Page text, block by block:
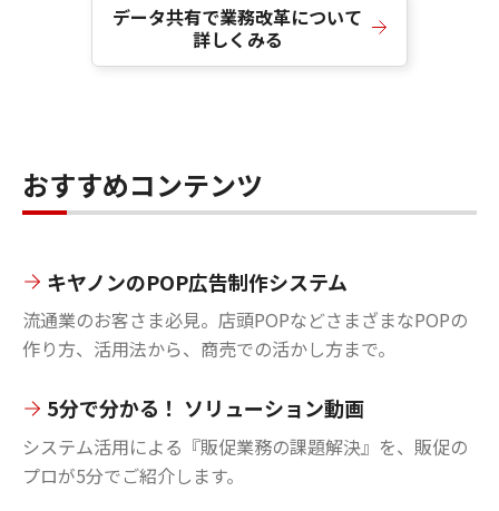
データ共有で業務改革について
詳しくみる
おすすめコンテンツ
キヤノンのPOP広告制作システム
流通業のお客さま必見。店頭POPなどさまざまなPOPの
作り方、活用法から、商売での活かし方まで。
5分で分かる！ ソリューション動画
システム活用による『販促業務の課題解決』を、販促の
プロが5分でご紹介します。